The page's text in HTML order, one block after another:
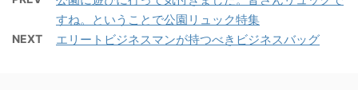
すね。ということで公園リュック特集
NEXT エリートビジネスマンが持つべきビジネスバッグ